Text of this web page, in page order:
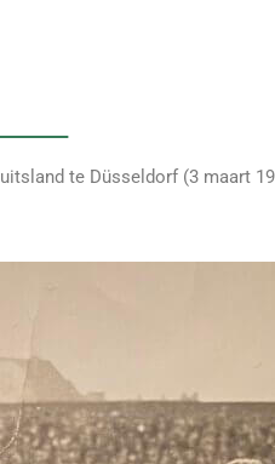
te Düsseldorf (3 maart